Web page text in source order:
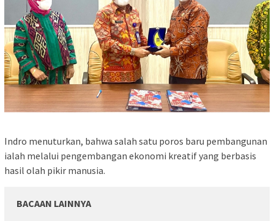
Indro menuturkan, bahwa salah satu poros baru pembangunan
ialah melalui pengembangan ekonomi kreatif yang berbasis
hasil olah pikir manusia.
BACAAN LAINNYA